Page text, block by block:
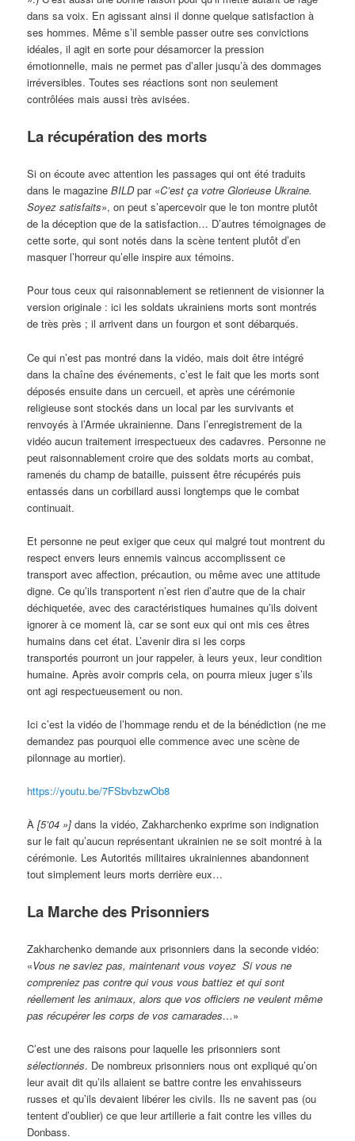
dans sa voix. En agissant ainsi il donne quelque satisfaction à
ses hommes. Même s’il semble passer outre ses convictions
idéales, il agit en sorte pour désamorcer la pression
émotionnelle, mais ne permet pas d’aller jusqu’à des dommages
irréversibles. Toutes ses réactions sont non seulement
contrôlées mais aussi très avisées.
La récupération des morts
Si on écoute avec attention les passages qui ont été traduits
dans le magazineBILDpar «C’est ça votre Glorieuse Ukraine.
Soyez satisfaits», on peut s’apercevoir que le ton montre plutôt
de la déception que de la satisfaction… D’autres témoignages de
cette sorte, qui sont notés dans la scène tentent plutôt d’en
masquer l’horreur qu’elle inspire aux témoins.
Pour tous ceux qui raisonnablement se retiennent de visionner la
version originale : ici les soldats ukrainiens morts sont montrés
de très près ; il arrivent dans un fourgon et sont débarqués.
Ce qui n’est pas montré dans la vidéo, mais doit être intégré
dans la chaîne des événements, c’est le fait que les morts sont
déposés ensuite dans un cercueil, et après une cérémonie
religieuse sont stockés dans un local par les survivants et
renvoyés à l’Armée ukrainienne. Dans l’enregistrement de la
vidéo aucun traitement irrespectueux des cadavres. Personne ne
peut raisonnablement croire que des soldats morts au combat,
ramenés du champ de bataille, puissent être récupérés puis
entassés dans un corbillard aussi longtemps que le combat
continuait.
Et personne ne peut exiger que ceux qui malgré tout montrent du
respect envers leurs ennemis vaincus accomplissent ce
transport avec affection, précaution, ou même avec une attitude
digne. Ce qu’ils transportent n’est rien d’autre que de la chair
déchiquetée, avec des caractéristiques humaines qu’ils doivent
ignorer à ce moment là, car se sont eux qui ont mis ces êtres
humains dans cet état. L’avenir dira si les corps
transportés pourront un jour rappeler, à leurs yeux, leur condition
humaine. Après avoir compris cela, on pourra mieux juger s’ils
ont agi respectueusement ou non.
Ici c’est la vidéo de l’hommage rendu et de la bénédiction (ne me
demandez pas pourquoi elle commence avec une scène de
pilonnage au mortier).
https://youtu.be/7FSbvbzwOb8
À[5’04 »] dans la vidéo, Zakharchenko exprime son indignation
sur le fait qu’aucun représentant ukrainien ne se soit montré à la
cérémonie. Les Autorités militaires ukrainiennes abandonnent
tout simplement leurs morts derrière eux…
La Marche des Prisonniers
Zakharchenko demande aux prisonniers dans la seconde vidéo:
«Vous ne saviez pas, maintenant vous voyez Si vous ne
compreniez pas contre qui vous vous battiez et qui sont
réellement les animaux, alors que vos officiers ne veulent même
pas récupérer les corps de vos camarades…»
C’est une des raisons pour laquelle les prisonniers sont
sélectionnés. De nombreux prisonniers nous ont expliqué qu’on
leur avait dit qu’ils allaient se battre contre les envahisseurs
russes et qu’ils devaient libérer les civils. Ils ne savent pas (ou
tentent d’oublier) ce que leur artillerie a fait contre les villes du
Donbass.